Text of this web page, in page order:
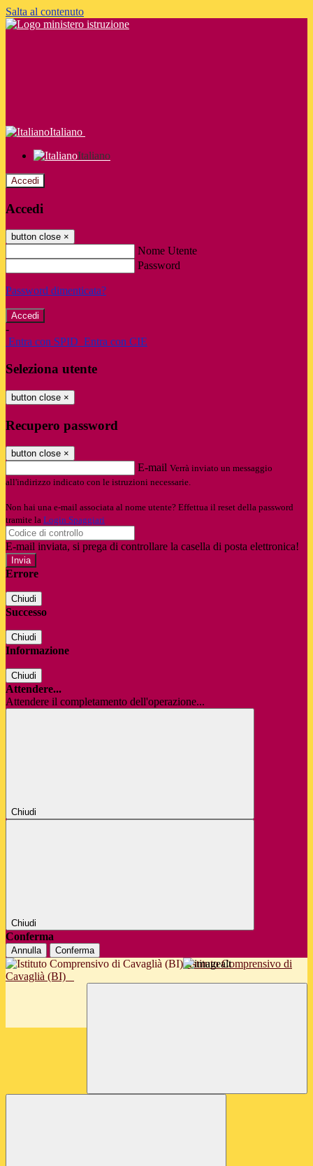
Salta al contenuto
Italiano
Italiano
Accedi
Accedi
button close ×
Nome Utente
Password
Password dimenticata?
-
Entra con SPID Entra con CIE
Seleziona utente
button close ×
Recupero password
button close ×
E-mail Verrà inviato un messaggio
all'indirizzo indicato con le istruzioni necessarie.
Non hai una e-mail associata al nome utente? Effettua il reset della password
tramite la Login Spaggiari
E-mail inviata, si prega di controllare la casella di posta elettronica!
Errore
Chiudi
Successo
Chiudi
Informazione
Chiudi
Attendere...
Attendere il completamento dell'operazione...
Chiudi
Chiudi
Conferma
Annulla Conferma
Istituto Comprensivo di
Cavaglià (BI)